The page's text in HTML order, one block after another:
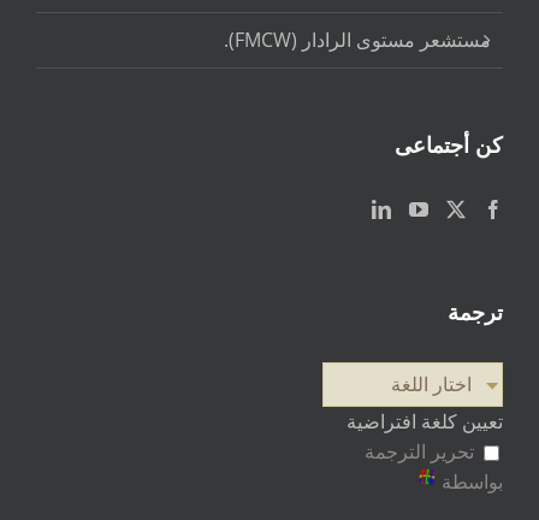
مستشعر مستوى الرادار (FMCW).
كن أجتماعى
ترجمة
اختار اللغة
تعيين كلغة افتراضية
تحرير الترجمة
بواسطة